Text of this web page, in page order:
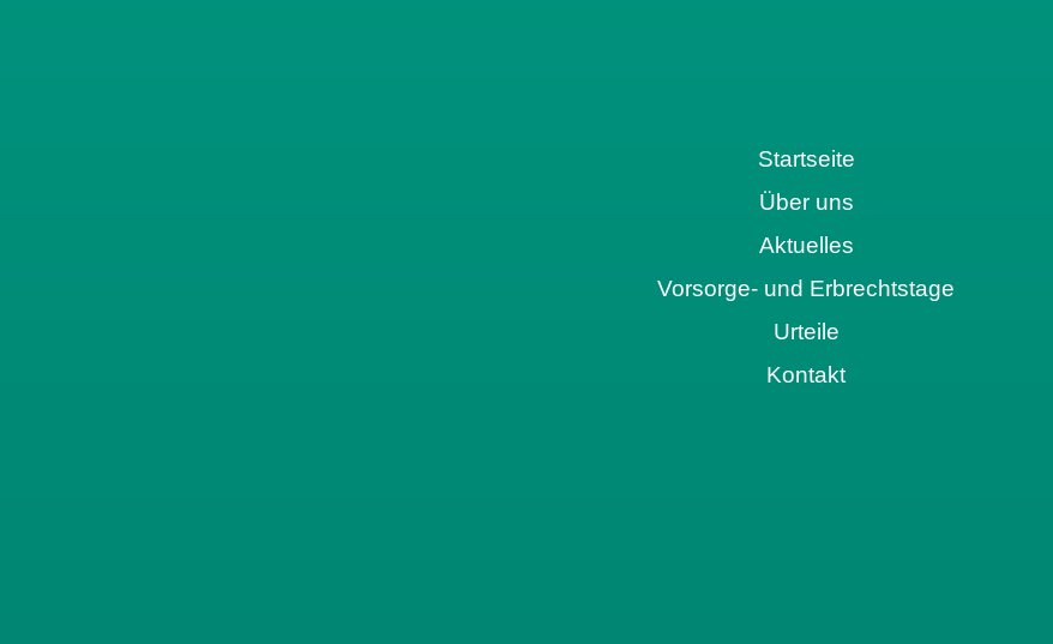
Startseite
Über uns
Aktuelles
Vorsorge- und Erbrechtstage
Urteile
Kontakt